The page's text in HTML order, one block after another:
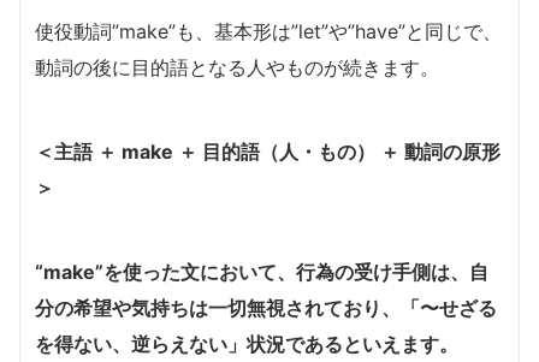
使役動詞”make”も、基本形は”let”や”have”と同じで、
動詞の後に目的語となる人やものが続きます。
＜主語 ＋ make ＋ 目的語（人・もの） ＋ 動詞の原形
＞
“make”を使った文において、行為の受け手側は、自
分の希望や気持ちは一切無視されており、「〜せざる
を得ない、逆らえない」状況であるといえます。